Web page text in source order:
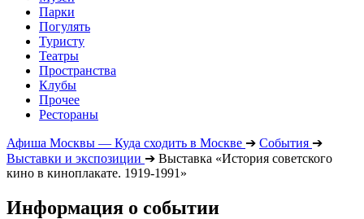
Парки
Погулять
Туристу
Театры
Пространства
Клубы
Прочее
Рестораны
Афиша Москвы — Куда сходить в Москве ➔ События ➔
Выставки и экспозиции ➔ Выставка «История советского
кино в киноплакате. 1919-1991»
Информация о событии